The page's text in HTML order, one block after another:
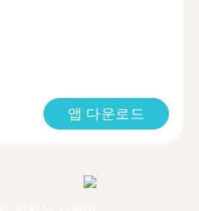
앱 다운로드